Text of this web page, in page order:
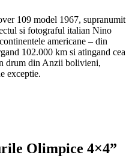
109 model 1967, supranumit
si fotograful italian Nino
americane – din
102.000 km si atingand cea
drum din Anzii bolivieni,
exceptie.
Olimpice 4×4”